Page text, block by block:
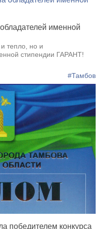
именной
тепло, но и
стипендии ГАРАНТ!
#Тамбов
победителем конкурса